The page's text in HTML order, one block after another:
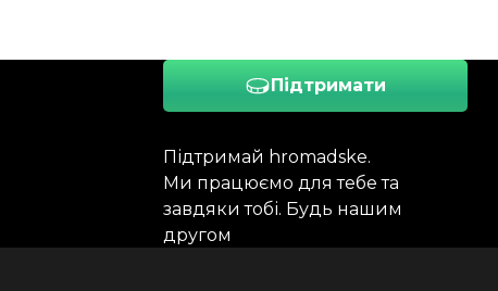
Підтримати
Підтримай hromadske.
Ми працюємо для тебе та
завдяки тобі. Будь нашим
другом